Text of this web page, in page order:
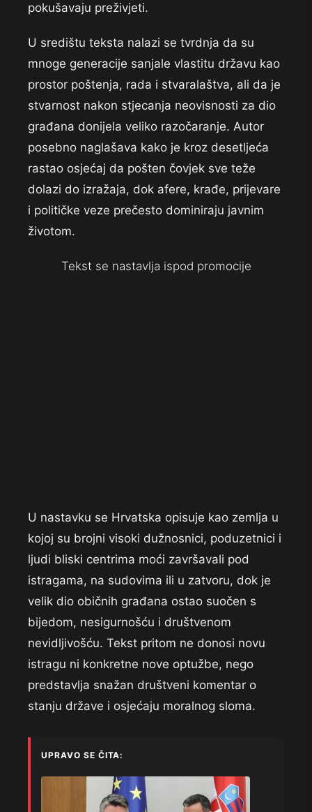
pokušavaju preživjeti.
U središtu teksta nalazi se tvrdnja da su
mnoge generacije sanjale vlastitu državu kao
prostor poštenja, rada i stvaralaštva, ali da je
stvarnost nakon stjecanja neovisnosti za dio
građana donijela veliko razočaranje. Autor
posebno naglašava kako je kroz desetljeća
rastao osjećaj da pošten čovjek sve teže
dolazi do izražaja, dok afere, krađe, prijevare
i političke veze prečesto dominiraju javnim
životom.
Tekst se nastavlja ispod promocije
U nastavku se Hrvatska opisuje kao zemlja u
kojoj su brojni visoki dužnosnici, poduzetnici i
ljudi bliski centrima moći završavali pod
istragama, na sudovima ili u zatvoru, dok je
velik dio običnih građana ostao suočen s
bijedom, nesigurnošću i društvenom
nevidljivošću. Tekst pritom ne donosi novu
istragu ni konkretne nove optužbe, nego
predstavlja snažan društveni komentar o
stanju države i osjećaju moralnog sloma.
UPRAVO SE ČITA: